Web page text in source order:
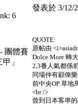
發表於 3/12/
QUOTE:
原帖由
Dolce More 轉
2,3番人氣都係
同場仲有顧偉
前中央OP 草地
<br />
曾到日本客串